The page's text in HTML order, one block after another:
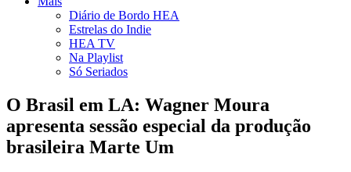
Diário de Bordo HEA
Estrelas do Indie
HEA TV
Na Playlist
Só Seriados
O Brasil em LA: Wagner Moura
apresenta sessão especial da produção
brasileira Marte Um